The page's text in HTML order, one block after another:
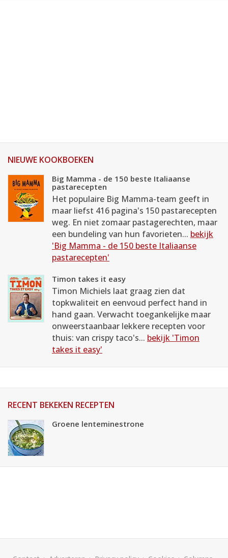
NIEUWE KOOKBOEKEN
Big Mamma - de 150 beste Italiaanse
pastarecepten
Het populaire Big Mamma-team geeft in
maar liefst 416 pagina's 150 pastarecepten
weg. En niet zomaar pastagerechten, maar
een bundeling van hun favorieten... bekijk
'Big Mamma - de 150 beste Italiaanse
pastarecepten'
Timon takes it easy
Timon Michiels laat graag zien dat
topkwaliteit en eenvoud perfect hand in
hand gaan. Verwacht toegankelijke maar
onweerstaanbaar lekkere recepten voor
thuis: van crispy taco's... bekijk 'Timon
takes it easy'
RECENT BEKEKEN RECEPTEN
Groene lenteminestrone